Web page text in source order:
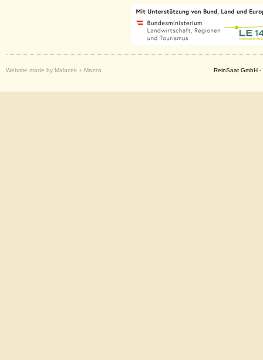
Website made by Malacek + Mazza ReinSaat GmbH